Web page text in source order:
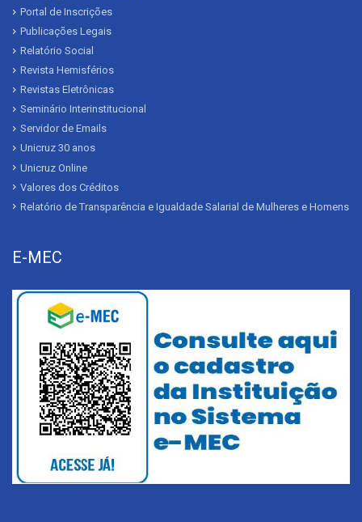
Portal de Inscrições
Publicações Legais
Relatório Social
Revista Hemisférios
Revistas Eletrônicas
Seminário Interinstitucional
Servidor de Emails
Unicruz 30 anos
Unicruz Online
Valores dos Créditos
Relatório de Transparência e Igualdade Salarial de Mulheres e Homens
E-MEC